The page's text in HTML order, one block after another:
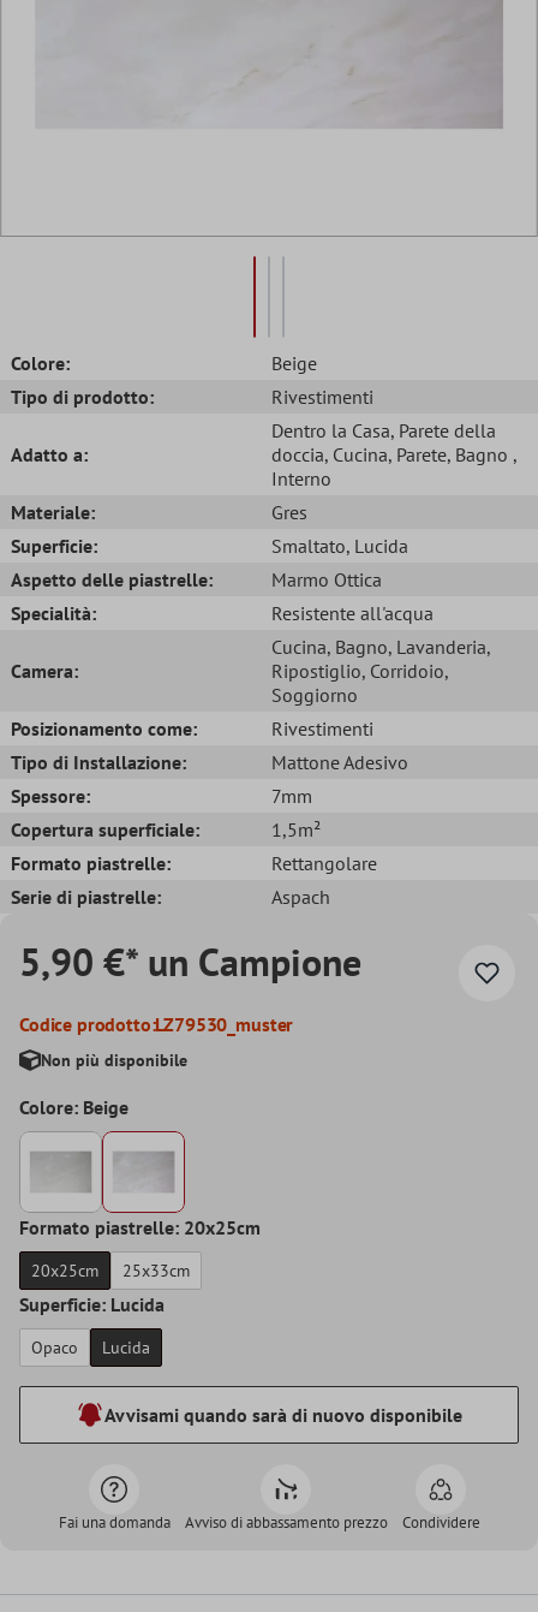
Colore:
Beige
Tipo di prodotto:
Rivestimenti
Adatto a:
Dentro la Casa, Parete della
doccia, Cucina, Parete, Bagno ,
Interno
Materiale:
Gres
Superficie:
Smaltato, Lucida
Aspetto delle piastrelle:
Marmo Ottica
Specialità:
Resistente all'acqua
Camera:
Cucina, Bagno, Lavanderia,
Ripostiglio, Corridoio,
Soggiorno
Posizionamento come:
Rivestimenti
Tipo di Installazione:
Mattone Adesivo
Spessore:
7mm
Copertura superficiale:
1,5m²
Formato piastrelle:
Rettangolare
Serie di piastrelle:
Aspach
5,90 €* un Campione
Codice prodotto:LZ79530_muster
Non più disponibile
Colore: Beige
Formato piastrelle: 20x25cm
20x25cm 25x33cm
Superficie: Lucida
Opaco Lucida
Avvisami quando sarà di nuovo disponibile
Fai una domanda Avviso di abbassamento prezzo Condividere